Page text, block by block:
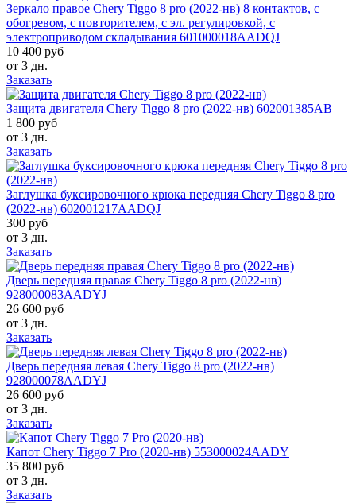
Зеркало правое Chery Tiggo 8 pro (2022-нв) 8 контактов, с
обогревом, с повторителем, с эл. регулировкой, с
электроприводом складывания 601000018AADQJ
10 400 руб
от 3 дн.
Заказать
Защита двигателя Chery Tiggo 8 pro (2022-нв) 602001385AB
1 800 руб
от 3 дн.
Заказать
Заглушка буксировочного крюка передняя Chery Tiggo 8 pro
(2022-нв) 602001217AADQJ
300 руб
от 3 дн.
Заказать
Дверь передняя правая Chery Tiggo 8 pro (2022-нв)
928000083AADYJ
26 600 руб
от 3 дн.
Заказать
Дверь передняя левая Chery Tiggo 8 pro (2022-нв)
928000078AADYJ
26 600 руб
от 3 дн.
Заказать
Капот Chery Tiggo 7 Pro (2020-нв) 553000024AADY
35 800 руб
от 3 дн.
Заказать